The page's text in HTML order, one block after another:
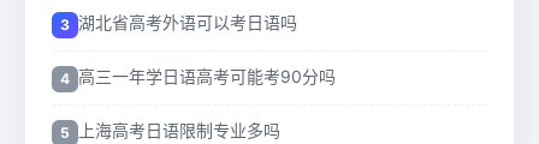
湖北省高考外语可以考日语吗
高三一年学日语高考可能考90分吗
上海高考日语限制专业多吗